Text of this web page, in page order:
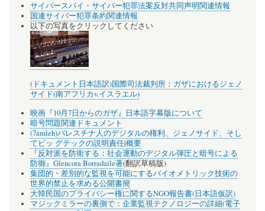
サイバースパイ・サイバー犯罪法案反対共同声明関連情報
国連サイバー犯罪条約関連情報
以下の写真をクリックしてください
(ドキュメント日本語訳)国際司法裁判所：ガザにおけるジェノ
サイド(南アフリカv.イスラエル)
映画『10月7日からのガザ』日本語字幕版について
暗号問題関連ドキュメント
(7amleh)パレスチナ人のデジタルの権利、ジェノサイド、そし
てビッ グテックの説明責任|概要
『反対派を防衛する：社会運動のデジタル弾圧と暗号による
防御』Glencora Borradaile著(翻訳草稿版)
集団的・差別的な監視を可能にするバイオメトリック技術の
世界的禁止を求める公開書簡
大韓民国のプライバシー権に関するNGO報告書(日本語仮訳)
マジックミラーの裏側で：企業監視テクノロジーの詳細(電子